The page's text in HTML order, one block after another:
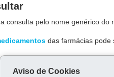
consulta pelo nome genérico do
das farmácias pode
Aviso de Cookies